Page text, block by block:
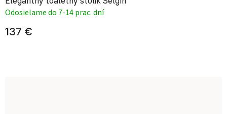
Odosielame do 7-14 prac. dní
137 €